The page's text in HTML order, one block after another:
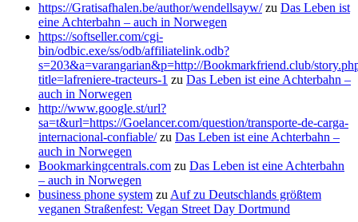
https://Gratisafhalen.be/author/wendellsayw/zu Das Leben ist
eine Achterbahn – auch in Norwegen
https://softseller.com/cgi-
bin/odbic.exe/ss/odb/affiliatelink.odb?
s=203&a=varangarian&p=http://Bookmarkfriend.club/
title=lafreniere-tracteurs-1 zu Das Leben ist eine Achterbahn –
auch in Norwegen
http://www.google.st/url?
sa=t&url=https://Goelancer.com/question/transporte-de-carga-
internacional-confiable/zu Das Leben ist eine Achterbahn –
auch in Norwegen
Bookmarkingcentrals.com zu Das Leben ist eine Achterbahn
– auch in Norwegen
business phone system zu Auf zu Deutschlands größtem
veganen Straßenfest: Vegan Street Day Dortmund